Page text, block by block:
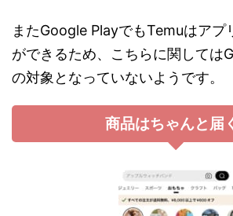
またGoogle PlayでもTemuはアプ
ができるため、こちらに関しては
の対象となっていないようです。
商品はちゃんと届